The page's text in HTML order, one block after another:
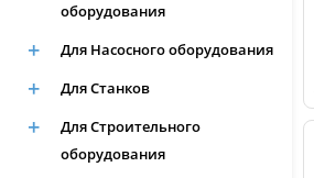
оборудования
Для Насосного оборудования
Для Станков
Для Строительного
оборудования